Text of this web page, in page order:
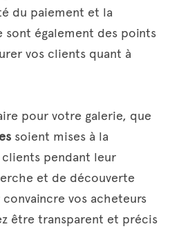
du paiement et la
sont également des points
vos clients quant à
soient mises à la
pendant leur
et de découverte
vos acheteurs
être transparent et précis